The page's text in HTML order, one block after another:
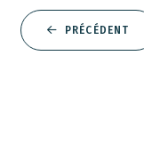
PRÉCÉDENT